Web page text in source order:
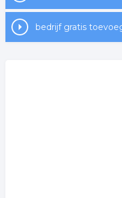
bedrijf gratis